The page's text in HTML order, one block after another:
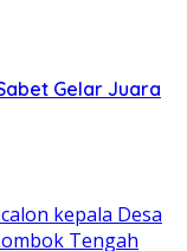
Gelar Juara